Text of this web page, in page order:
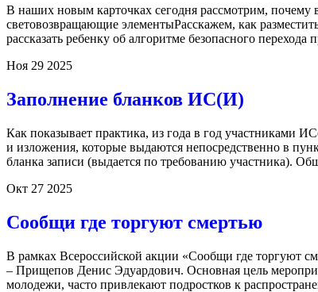
В наших новым карточках сегодня рассмотрим,
световозвращающие элементыРасскажем, как
рассказать ребенку об алгоритме безопасного
Ноя 29 2025
Заполнение бланков ИС(И)
Как показывает практика, из года в год участниками
и изложения, которые выдаются непосредственно в
бланка записи (выдается по требованию участника).
Окт 27 2025
Сообщи где торгуют смертью
В рамках Всероссийской акции «Сообщи где торгуют
– Прищепов Денис Эдуардович. Основная цель
молодежи, часто привлекают подростков к